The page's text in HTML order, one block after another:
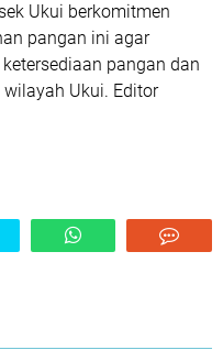
Ukui berkomitmen
pangan ini agar
pangan dan
Ukui. Editor